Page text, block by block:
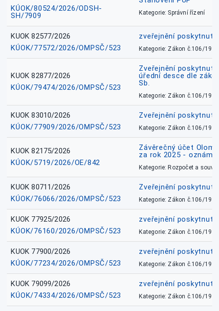
KÚOK/80524/2026/ODSH-
SH/7909
Kategorie: Správní řízení
KUOK 82577/2026
KÚOK/77572/2026/OMPSČ/523
zveřejnění
Kategorie: Zákon č.106/1999
KUOK 82877/2026
KÚOK/79474/2026/OMPSČ/523
Zveřejnění
úřední desce dle
Sb.
Kategorie: Zákon č.106/1999
KUOK 83010/2026
KÚOK/77909/2026/OMPSČ/523
Zveřejnění
Kategorie: Zákon č.106/1999
KUOK 82175/2026
KÚOK/5719/2026/OE/842
Závěrečný účet
za rok 2025 -
Kategorie: Rozpočet a
KUOK 80711/2026
KÚOK/76066/2026/OMPSČ/523
Zveřejnění
Kategorie: Zákon č.106/1999
KUOK 77925/2026
KÚOK/76160/2026/OMPSČ/523
zveřejnění
Kategorie: Zákon č.106/1999
KUOK 77900/2026
KÚOK/77234/2026/OMPSČ/523
zveřejnění
Kategorie: Zákon č.106/1999
KUOK 79099/2026
KÚOK/74334/2026/OMPSČ/523
zveřejnění
Kategorie: Zákon č.106/1999